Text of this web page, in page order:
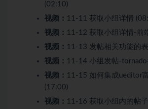
(02:10)
视频： 11-11 获取小组详情
视频： 11-12 获取小组详情-前
视频： 11-13 发帖相关功能的
视频： 11-14 小组发帖-
视频： 11-15 如何集成ueditor
(17:00)
视频： 11-16 获取小组内的帖